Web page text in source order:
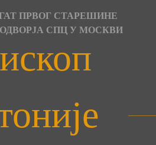
ПРВОГ СТАРЕШИНЕ
СПЦ У МОСКВИ